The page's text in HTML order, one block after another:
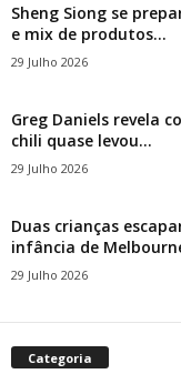
Sheng Siong se
e mix de produtos...
29 Julho 2026
Greg Daniels revela
chili quase levou...
29 Julho 2026
Duas crianças
infância de
29 Julho 2026
Categoria